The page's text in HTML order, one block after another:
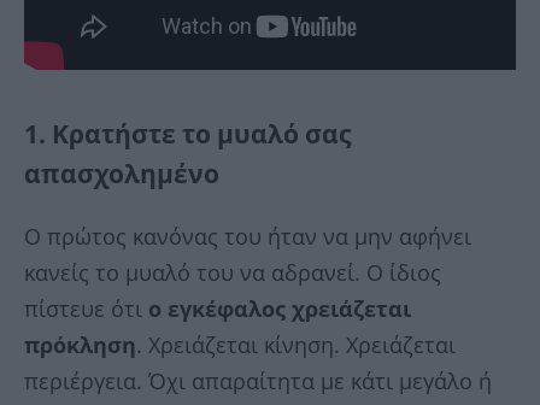
1. Κρατήστε το μυαλό σας
απασχολημένο
Ο πρώτος κανόνας του ήταν να μην αφήνει
κανείς το μυαλό του να αδρανεί. Ο ίδιος
πίστευε ότι ο εγκέφαλος χρειάζεται
πρόκληση. Χρειάζεται κίνηση. Χρειάζεται
περιέργεια. Όχι απαραίτητα με κάτι μεγάλο ή